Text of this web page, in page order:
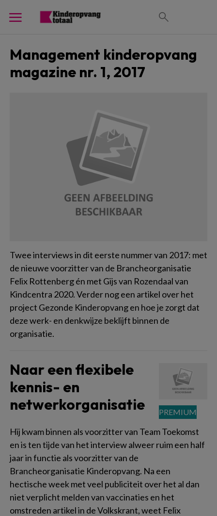
Management kinderopvang
magazine nr. 1, 2017
Twee interviews in dit eerste nummer van 2017: met
de nieuwe voorzitter van de Brancheorganisatie
Felix Rottenberg én met Gijs van Rozendaal van
Kindcentra 2020. Verder nog een artikel over het
project Gezonde Kinderopvang en hoe je zorgt dat
deze werk- en denkwijze beklijft binnen de
organisatie.
Naar een flexibele
kennis- en
netwerkorganisatie
Hij kwam binnen als voorzitter van Team Toekomst
en is ten tijde van het interview alweer ruim een half
jaar in functie als voorzitter van de
Brancheorganisatie Kinderopvang. Na een
hectische week met veel publiciteit over het al dan
niet verplicht melden van vaccinaties en het
omstreden artikel in de Volkskrant, weet Felix